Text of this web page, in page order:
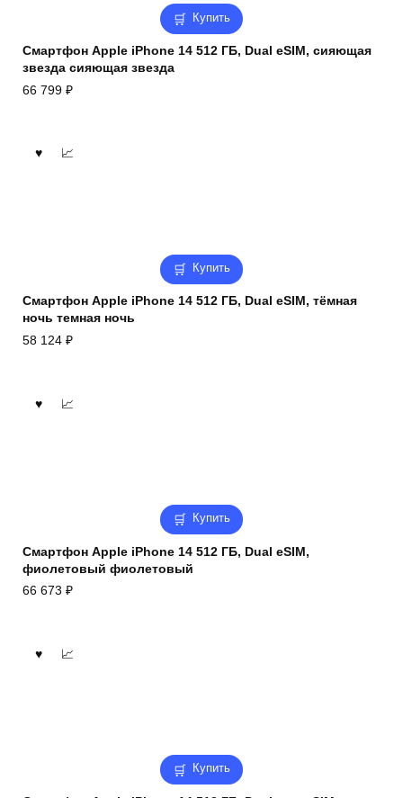
Купить
Смартфон Apple iPhone 14 512 ГБ, Dual eSIM, сияющая
звезда сияющая звезда
66 799 ₽
Купить
Смартфон Apple iPhone 14 512 ГБ, Dual eSIM, тёмная
ночь темная ночь
58 124 ₽
Купить
Смартфон Apple iPhone 14 512 ГБ, Dual eSIM,
фиолетовый фиолетовый
66 673 ₽
Купить